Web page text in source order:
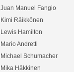
Juan Manuel Fangio
Kimi Räikkönen
Lewis Hamilton
Mario Andretti
Michael Schumacher
Mika Häkkinen